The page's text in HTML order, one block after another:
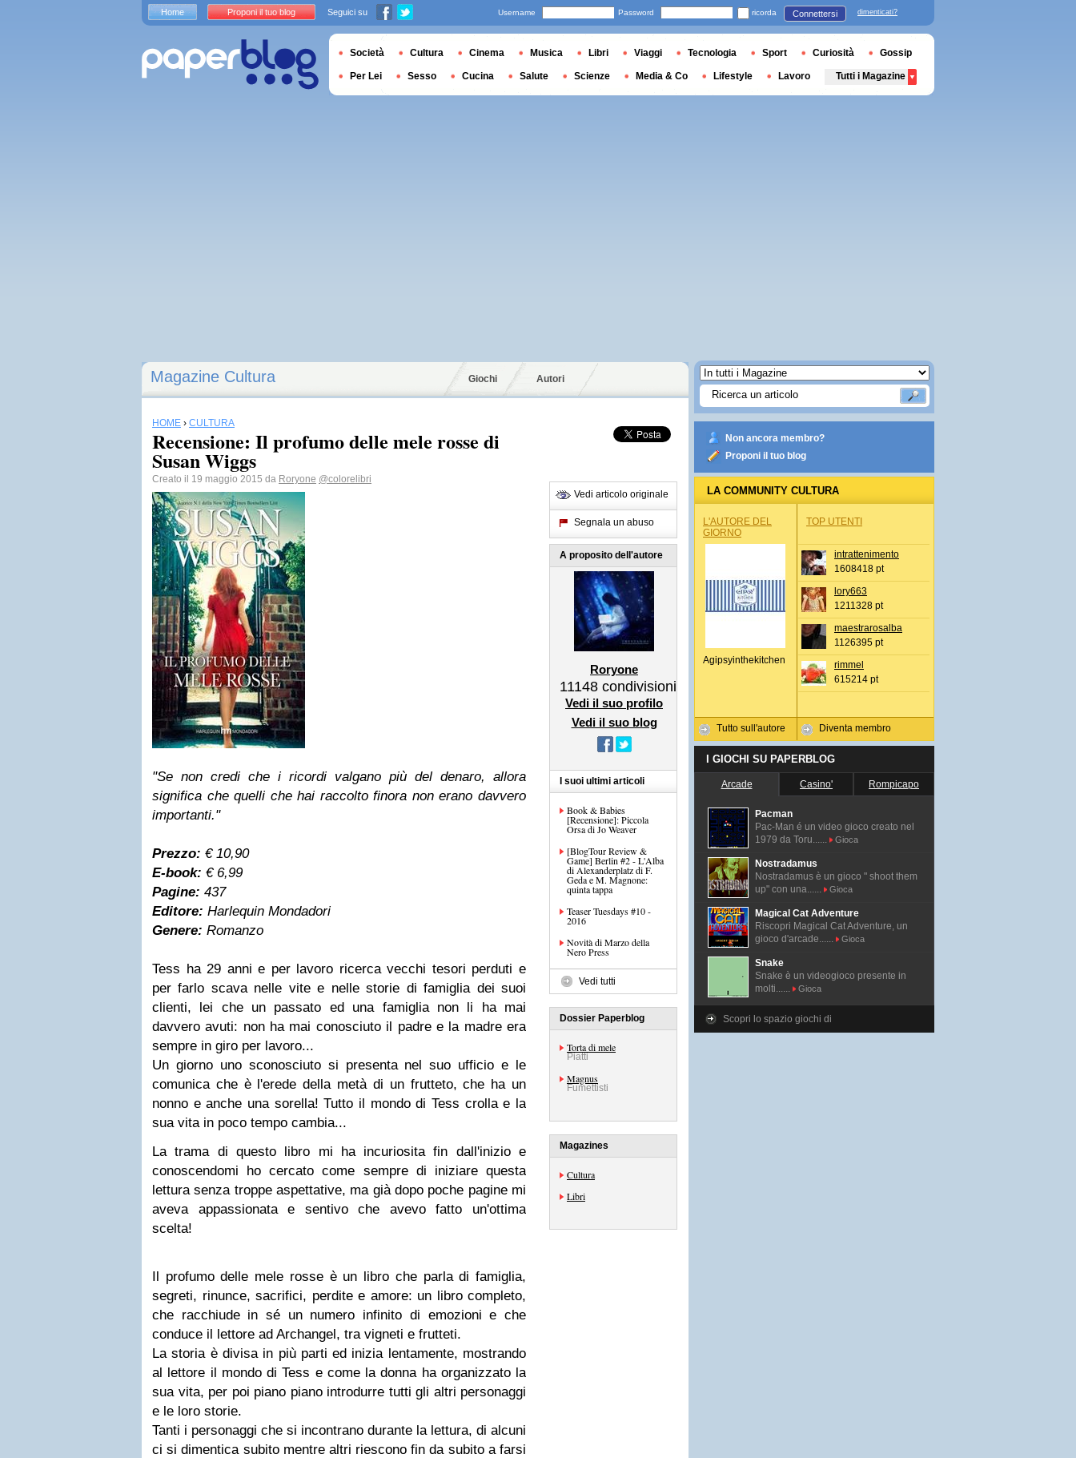
Magazine Cultura Giochi Autori
HOME › CULTURA
Recensione: Il profumo delle mele rosse di
Susan Wiggs
Creato il 19 maggio 2015 da Roryone @colorelibri
"Se non credi che i ricordi valgano più del denaro, allora
significa che quelli che hai raccolto finora non erano davvero
importanti."
Prezzo: € 10,90
E-book: € 6,99
Pagine: 437
Editore: Harlequin Mondadori
Genere: Romanzo
Tess ha 29 anni e per lavoro ricerca vecchi tesori perduti e
per farlo scava nelle vite e nelle storie di famiglia dei suoi
clienti, lei che un passato ed una famiglia non li ha mai
davvero avuti: non ha mai conosciuto il padre e la madre era
sempre in giro per lavoro...
Un giorno uno sconosciuto si presenta nel suo ufficio e le
comunica che è l'erede della metà di un frutteto, che ha un
nonno e anche una sorella! Tutto il mondo di Tess crolla e la
sua vita in poco tempo cambia...
La trama di questo libro mi ha incuriosita fin dall'inizio e
conoscendomi ho cercato come sempre di iniziare questa
lettura senza troppe aspettative, ma già dopo poche pagine mi
aveva appassionata e sentivo che avevo fatto un'ottima
scelta!
Il profumo delle mele rosse è un libro che parla di famiglia,
segreti, rinunce, sacrifici, perdite e amore: un libro completo,
che racchiude in sé un numero infinito di emozioni e che
conduce il lettore ad Archangel, tra vigneti e frutteti.
La storia è divisa in più parti ed inizia lentamente, mostrando
al lettore il mondo di Tess e come la donna ha organizzato la
sua vita, per poi piano piano introdurre tutti gli altri personaggi
e le loro storie.
Tanti i personaggi che si incontrano durante la lettura, di alcuni
ci si dimentica subito mentre altri riescono fin da subito a farsi
Vedi articolo originale
Segnala un abuso
A proposito dell'autore
Roryone
11148 condivisioni
Vedi il suo profilo
Vedi il suo blog
I suoi ultimi articoli
Book & Babies
[Recensione]: Piccola
Orsa di Jo Weaver
[BlogTour Review &
Game] Berlin #2 - L'Alba
di Alexanderplatz di F.
Geda e M. Magnone:
quinta tappa
Teaser Tuesdays #10 -
2016
Novità di Marzo della
Nero Press
Vedi tutti
Dossier Paperblog
Torta di mele
Piatti
Magnus
Fumettisti
Magazines
Cultura
Libri
Non ancora membro?
Proponi il tuo blog
LA COMMUNITY CULTURA
L'AUTORE DEL
GIORNO
Agipsyinthekitchen
Tutto sull'autore
TOP UTENTI
intrattenimento
1608418 pt
lory663
1211328 pt
maestrarosalba
1126395 pt
rimmel
615214 pt
Diventa membro
I GIOCHI SU PAPERBLOG
Arcade Casino' Rompicapo
Pacman
Pac-Man é un video gioco creato nel
1979 da Toru......
Gioca
Nostradamus
Nostradamus è un gioco " shoot them
up" con una......
Gioca
Magical Cat Adventure
Riscopri Magical Cat Adventure, un
gioco d'arcade......
Gioca
Snake
Snake è un videogioco presente in
molti......
Gioca
Scopri lo spazio giochi di
Home Proponi il tuo blog Seguici su Username Password ricorda Connettersi dimenticati?
Società Cultura Cinema Musica Libri Viaggi Tecnologia Sport Curiosità Gossip
Per Lei Sesso Cucina Salute Scienze Media & Co Lifestyle Lavoro Tutti i Magazine